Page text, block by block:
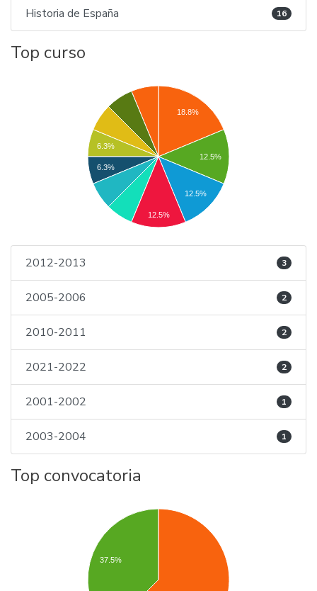
Historia de España 16
Top curso
18.8%
12.5%
12.5%
6.3%
6.3%
12.5%
2012-2013 3
2005-2006 2
2010-2011 2
2021-2022 2
2001-2002 1
2003-2004 1
Top convocatoria
37.5%